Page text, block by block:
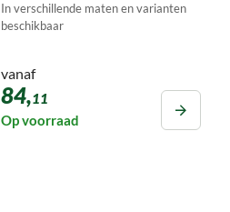
In verschillende maten en varianten
beschikbaar
vanaf
84,11
Op voorraad